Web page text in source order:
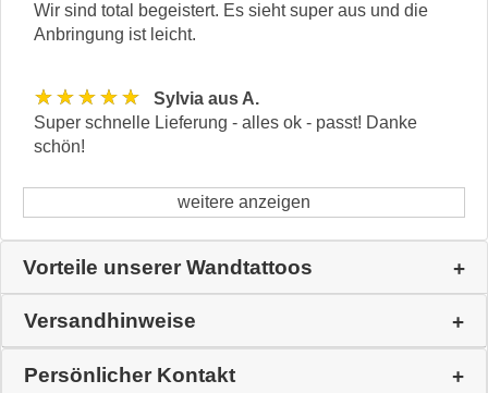
Wir sind total begeistert. Es sieht super aus und die
Anbringung ist leicht.
★★★★★
Sylvia aus A.
Super schnelle Lieferung - alles ok - passt! Danke
schön!
weitere anzeigen
Vorteile unserer Wandtattoos
Versandhinweise
Persönlicher Kontakt